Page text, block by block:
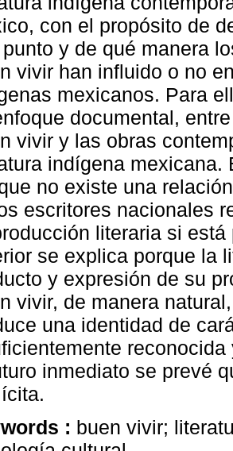
con el propósito de
y de qué manera
vivir han influido o no
mexicanos. Para
documental,
vivir y las obras
indígena mexicana.
no existe una
escritores nacionales
literaria si
se explica porque la
y expresión de su
vivir, de manera
una identidad de
inmediato se prevé
: buen vivir;